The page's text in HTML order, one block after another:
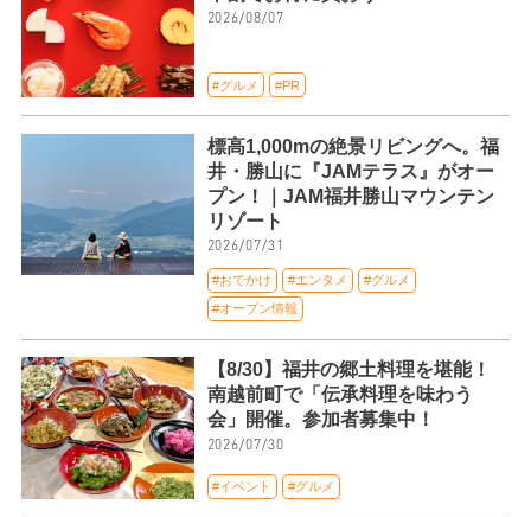
2026/08/07
#グルメ #PR
標高1,000mの絶景リビングへ。福
井・勝山に『JAMテラス』がオー
プン！｜JAM福井勝山マウンテン
リゾート
2026/07/31
#おでかけ #エンタメ #グルメ
#オープン情報
【8/30】福井の郷土料理を堪能！
南越前町で「伝承料理を味わう
会」開催。参加者募集中！
2026/07/30
#イベント #グルメ